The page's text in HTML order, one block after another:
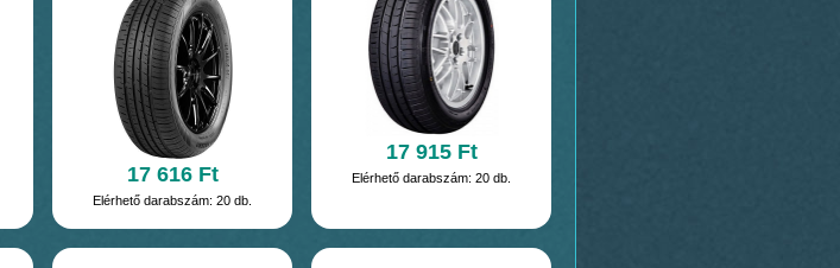
17 616 Ft
Elérhető darabszám: 20 db.
17 915 Ft
Elérhető darabszám: 20 db.